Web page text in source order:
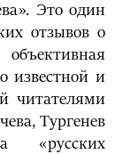
Это один
отзывов о
известной и
читателями
Тургенев
«русских